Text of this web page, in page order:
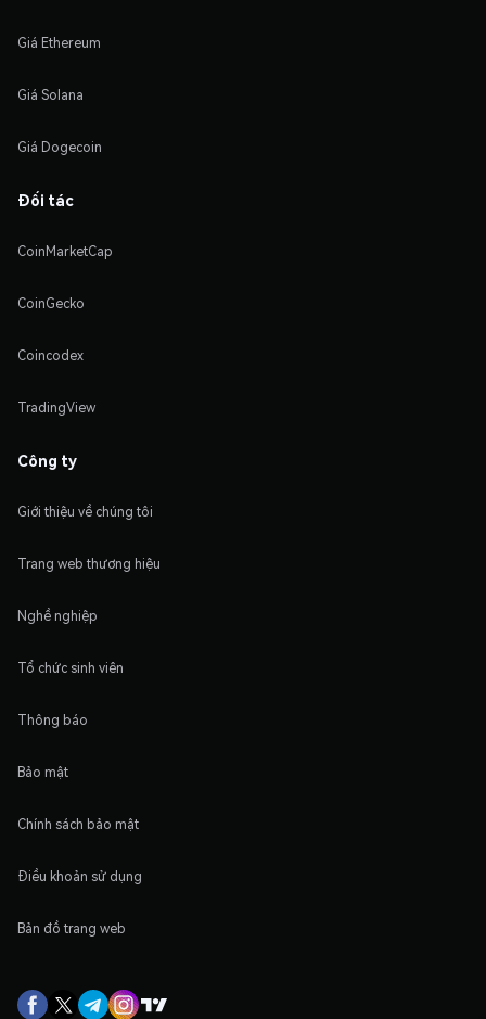
Giá Ethereum
Giá Solana
Giá Dogecoin
Đối tác
CoinMarketCap
CoinGecko
Coincodex
TradingView
Công ty
Giới thiệu về chúng tôi
Trang web thương hiệu
Nghề nghiệp
Tổ chức sinh viên
Thông báo
Bảo mật
Chính sách bảo mật
Điều khoản sử dụng
Bản đồ trang web